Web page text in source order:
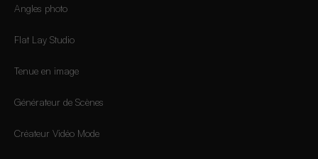
Angles photo
Flat Lay Studio
Tenue en image
Générateur de Scènes
Créateur Vidéo Mode